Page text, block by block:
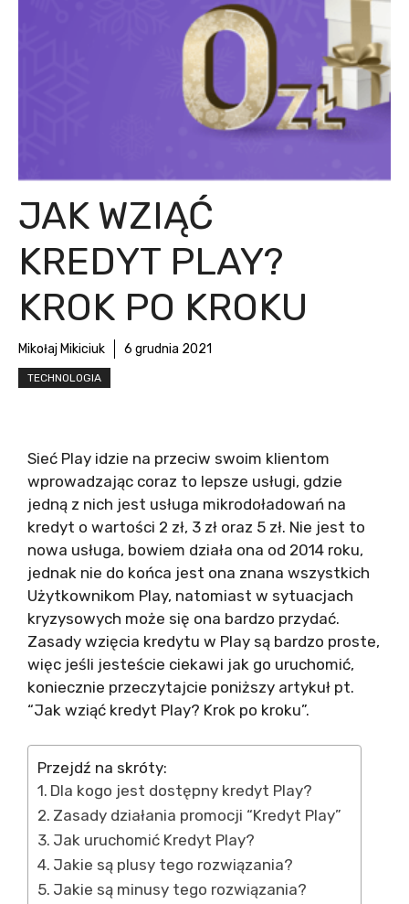
JAK WZIĄĆ
KREDYT PLAY?
KROK PO KROKU
Mikołaj Mikiciuk 6 grudnia 2021
TECHNOLOGIA
Sieć Play idzie na przeciw swoim klientom
wprowadzając coraz to lepsze usługi, gdzie
jedną z nich jest usługa mikrodoładowań na
kredyt o wartości 2 zł, 3 zł oraz 5 zł. Nie jest to
nowa usługa, bowiem działa ona od 2014 roku,
jednak nie do końca jest ona znana wszystkich
Użytkownikom Play, natomiast w sytuacjach
kryzysowych może się ona bardzo przydać.
Zasady wzięcia kredytu w Play są bardzo proste,
więc jeśli jesteście ciekawi jak go uruchomić,
koniecznie przeczytajcie poniższy artykuł pt.
“Jak wziąć kredyt Play? Krok po kroku”.
Przejdź na skróty:
Dla kogo jest dostępny kredyt Play?
Zasady działania promocji “Kredyt Play”
Jak uruchomić Kredyt Play?
Jakie są plusy tego rozwiązania?
Jakie są minusy tego rozwiązania?